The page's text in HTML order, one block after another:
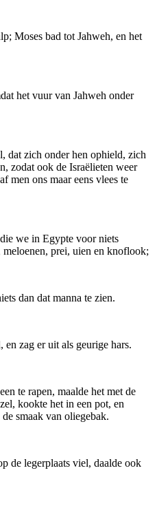
Moses bad tot Jahweh, en het
het vuur van Jahweh onder
dat zich onder hen ophield, zich
zodat ook de Israëlieten weer
men ons maar eens vlees te
we in Egypte voor niets
meloenen, prei, uien en knoflook;
dan dat manna te zien.
zag er uit als geurige hars.
te rapen, maalde het met de
kookte het in een pot, en
smaak van oliegebak.
de legerplaats viel, daalde ook